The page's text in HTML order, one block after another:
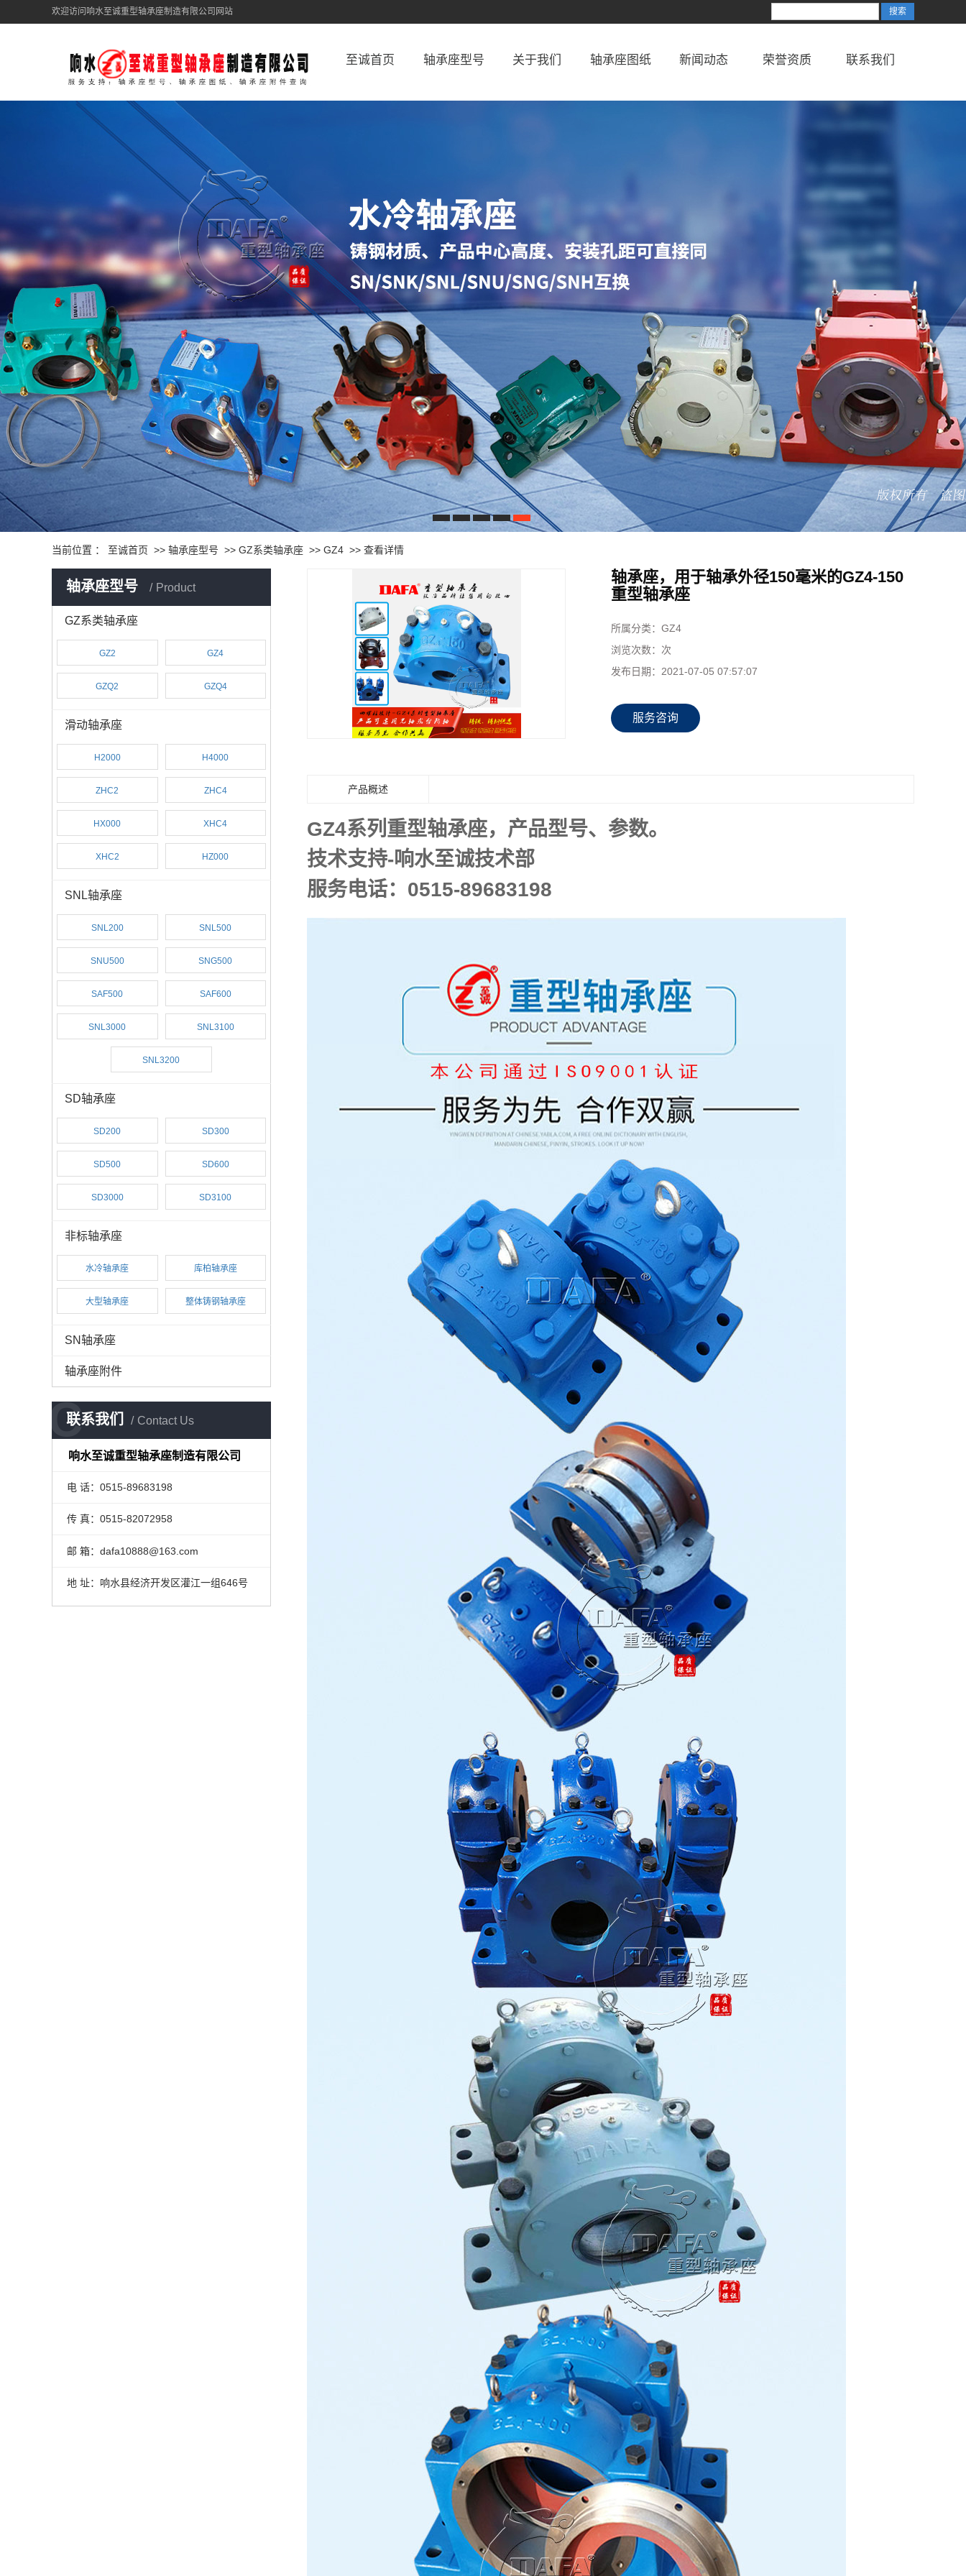
欢迎访问响水至诚重型轴承座制造有限公司网站
至诚首页 轴承座型号 关于我们 轴承座图纸 新闻动态 荣誉资质 联系我们
1 2 3 4 5
当前位置 ： 至诚首页 >> 轴承座型号 >> GZ系类轴承座 >> GZ4 >> 查看详情
轴承座型号 Product
GZ系类轴承座
GZ2 GZ4
GZQ2 GZQ4
滑动轴承座
H2000 H4000
ZHC2 ZHC4
HX000 XHC4
XHC2 HZ000
SNL轴承座
SNL200 SNL500
SNU500 SNG500
SAF500 SAF600
SNL3000 SNL3100
SNL3200
SD轴承座
SD200 SD300
SD500 SD600
SD3000 SD3100
非标轴承座
水冷轴承座 库柏轴承座
大型轴承座 整体铸钢轴承座
SN轴承座
轴承座附件
联系我们 Contact Us
C
响水至诚重型轴承座制造有限公司
电 话：0515-89683198
传 真：0515-82072958
邮 箱：dafa10888@163.com
地 址：响水县经济开发区灌江一组646号
轴承座，用于轴承外径150毫米的GZ4-150
重型轴承座
所属分类： GZ4
浏览次数： 次
发布日期： 2021-07-05 07:57:07
服务咨询
产品概述
GZ4系列重型轴承座，产品型号、参数。
技术支持-响水至诚技术部
服务电话：0515-89683198